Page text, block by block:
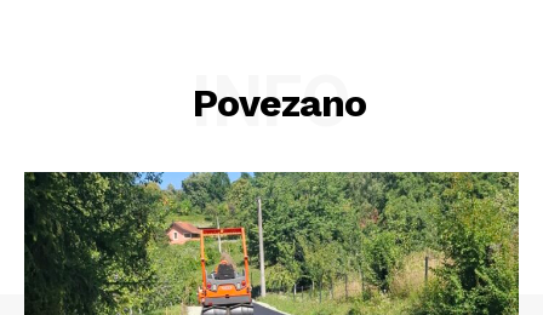
Povezano
INFO